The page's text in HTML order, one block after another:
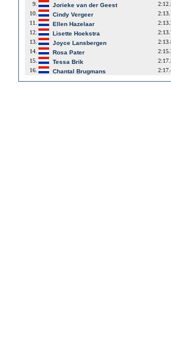
9.
Jorieke van der Geest
10.
Cindy Vergeer
11.
Ellen Hazelaar
12.
Lisette Hoekstra
13.
Joyce Lansbergen
14.
Rosa Pater
15.
Tessa Brik
16.
Chantal Brugmans